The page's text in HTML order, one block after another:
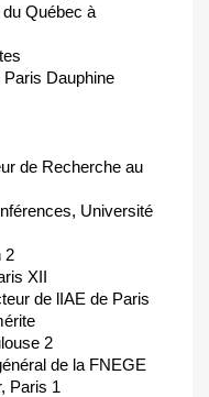
Québec à
Dauphine
de Recherche au
Université
2
XII
de lIAE de Paris
2
de la FNEGE
Paris 1